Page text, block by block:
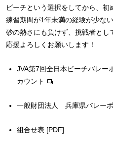
ビーチという選択をしてから、初
練習期間が1年未満の経験が少な
砂の熱さにも負けず、挑戦者とし
応援よろしくお願いします！
JVA第7回全日本ビーチバレー
カウント
一般財団法人 兵庫県バレー
組合せ表 [PDF]